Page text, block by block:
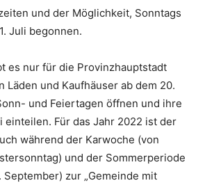
und der Möglichkeit, Sonntags
Juli begonnen.
es nur für die Provinzhauptstadt
Läden und Kaufhäuser ab dem 20.
und Feiertagen öffnen und ihre
einteilen. Für das Jahr 2022 ist der
während der Karwoche (von
und der Sommerperiode
September) zur „Gemeinde mit